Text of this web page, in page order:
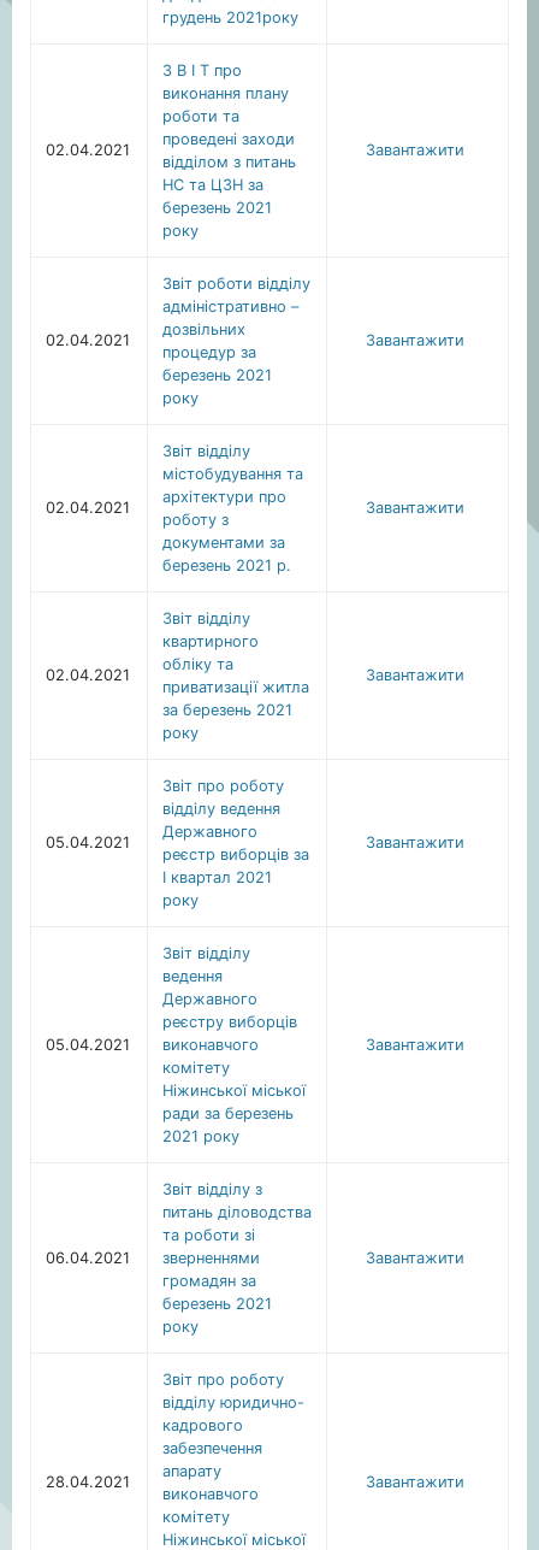
грудень 2021року
02.04.2021
З В І Т про
виконання плану
роботи та
проведені заходи
відділом з питань
НС та ЦЗН за
березень 2021
року
Завантажити
02.04.2021
Звіт роботи відділу
адміністративно –
дозвільних
процедур за
березень 2021
року
Завантажити
02.04.2021
Звіт відділу
містобудування та
архітектури про
роботу з
документами за
березень 2021 р.
Завантажити
02.04.2021
Звіт відділу
квартирного
обліку та
приватизації житла
за березень 2021
року
Завантажити
05.04.2021
Звіт про роботу
відділу ведення
Державного
реєстр виборців за
І квартал 2021
року
Завантажити
05.04.2021
Звіт відділу
ведення
Державного
реєстру виборців
виконавчого
комітету
Ніжинської міської
ради за березень
2021 року
Завантажити
06.04.2021
Звіт відділу з
питань діловодства
та роботи зі
зверненнями
громадян за
березень 2021
року
Завантажити
28.04.2021
Звіт про роботу
відділу юридично-
кадрового
забезпечення
апарату
виконавчого
комітету
Ніжинської міської
Завантажити